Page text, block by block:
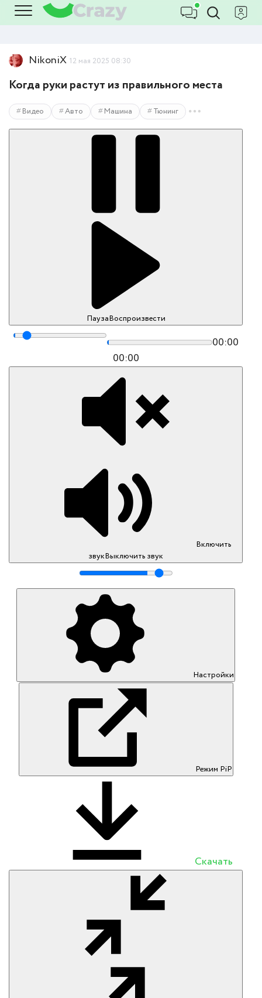
NikoniX 12 мая 2025 08:30
Когда руки растут из правильного места
Видео Авто Машина Тюнинг
ПаузаВоспроизвести
00:00
00:00
Включить
звукВыключить звук
Настройки
Режим PiP
Скачать